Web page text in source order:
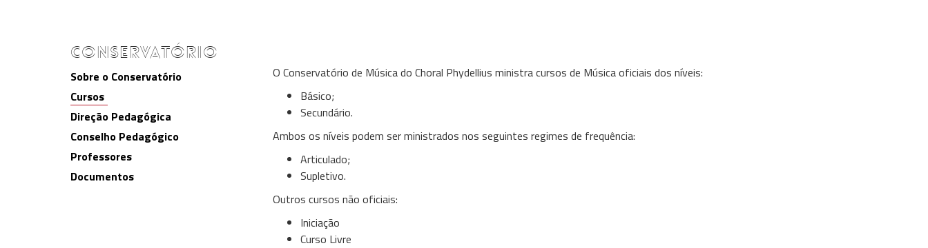
CONSERVATÓRIO
Sobre o Conservatório
Cursos
Direção Pedagógica
Conselho Pedagógico
Professores
Documentos
O Conservatório de Música do Choral Phydellius ministra cursos de Música oficiais dos níveis:
Básico;
Secundário.
Ambos os níveis podem ser ministrados nos seguintes regimes de frequência:
Articulado;
Supletivo.
Outros cursos não oficiais:
Iniciação
Curso Livre